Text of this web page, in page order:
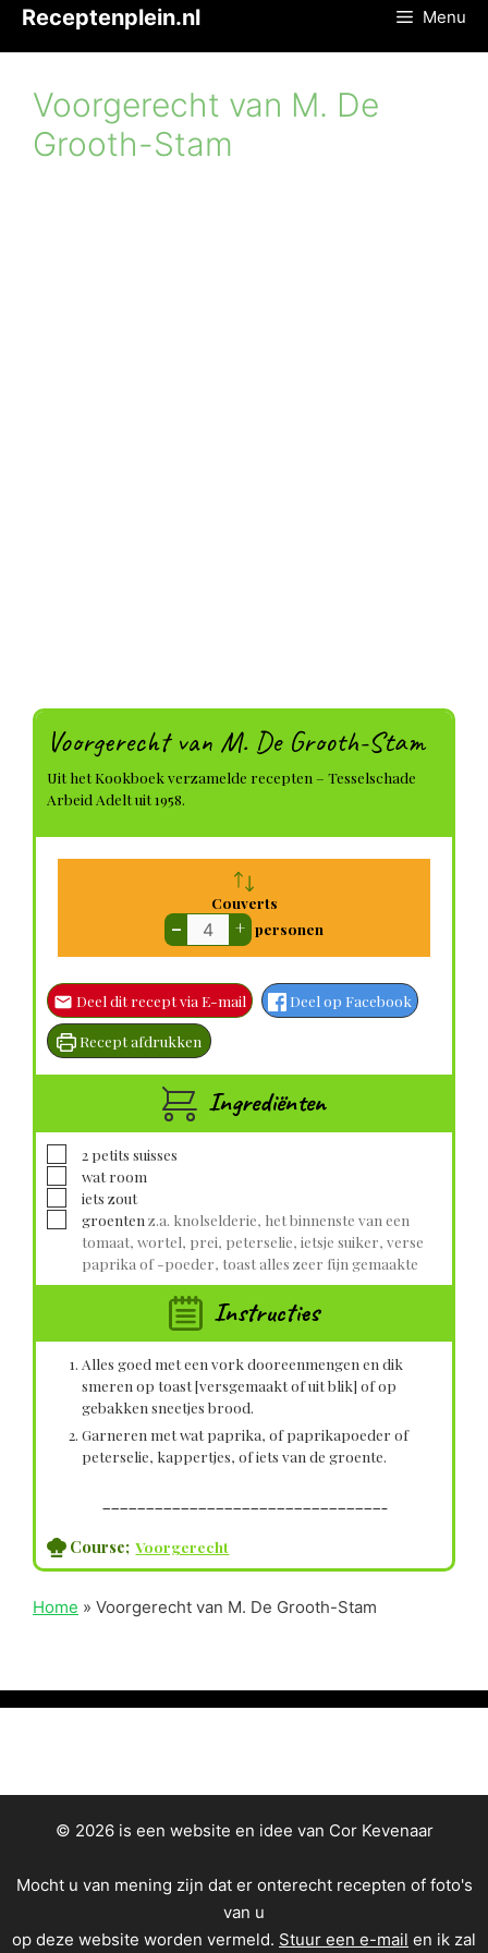
inhoud
Receptenplein.nl Menu
Voorgerecht van M. De
Grooth-Stam
Voorgerecht van M. De Grooth-Stam
Uit het Kookboek verzamelde recepten – Tesselschade
Arbeid Adelt uit 1958.
Couverts
– + personen
Deel dit recept via E-mail Deel op Facebook
Recept afdrukken
Ingrediënten
▢
2 petits suisses
▢
wat room
▢
iets zout
▢
groenten z.a. knolselderie, het binnenste van een
tomaat, wortel, prei, peterselie, ietsje suiker, verse
paprika of -poeder, toast alles zeer fijn gemaakte
Instructies
Alles goed met een vork dooreenmengen en dik
smeren op toast [versgemaakt of uit blik] of op
gebakken sneetjes brood.
Garneren met wat paprika, of paprikapoeder of
peterselie, kappertjes, of iets van de groente.
————————————————————————————————–
Course; Voorgerecht
Home » Voorgerecht van M. De Grooth-Stam
© 2026 is een website en idee van Cor Kevenaar
Mocht u van mening zijn dat er onterecht recepten of foto's
van u
op deze website worden vermeld. Stuur een e-mail en ik zal